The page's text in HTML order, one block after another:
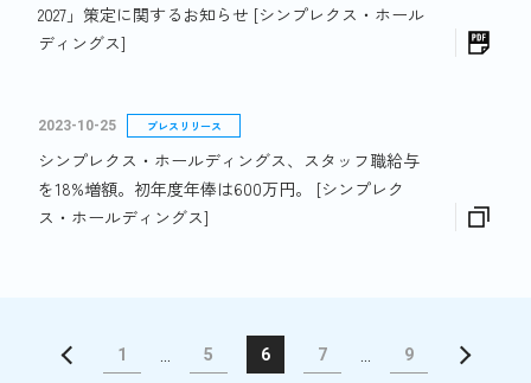
2027」策定に関するお知らせ [シンプレクス・ホール
ディングス]
2023-10-25 プレスリリース
シンプレクス・ホールディングス、スタッフ職給与
を18%増額。初年度年俸は600万円。 [シンプレク
ス・ホールディングス]
1 5 6 7 9